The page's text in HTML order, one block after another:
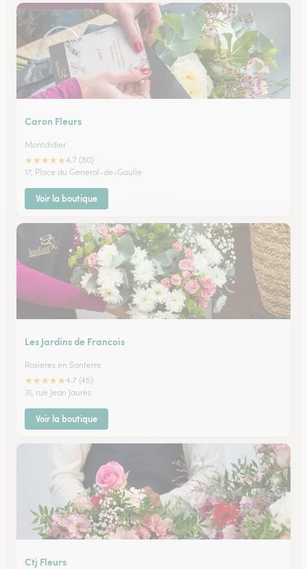
Caron Fleurs
Montdidier
★★★★★4.7 (80)
17, Place du General-de-Gaulle
Voir la boutique
Les Jardins de Francois
Rosieres en Santerre
★★★★★4.7 (45)
31, rue Jean Jaurès
Voir la boutique
Ctj Fleurs